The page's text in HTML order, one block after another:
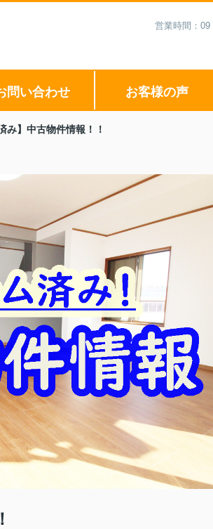
営業時間：
問い合わせ お客様の声
み】中古物件情報！！